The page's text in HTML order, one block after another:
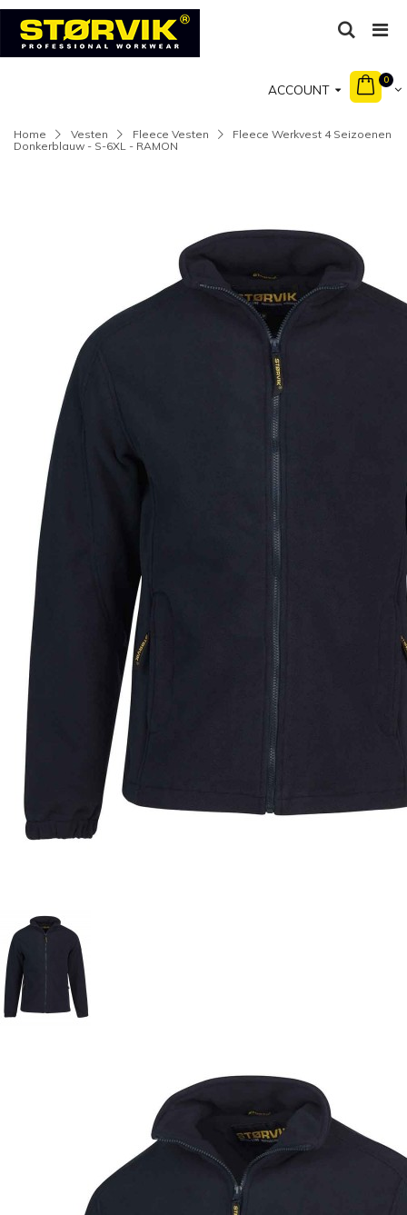
ACCOUNT
0
Home Vesten Fleece Vesten
Fleece Werkvest 4 Seizoenen
Donkerblauw - S-6XL - RAMON